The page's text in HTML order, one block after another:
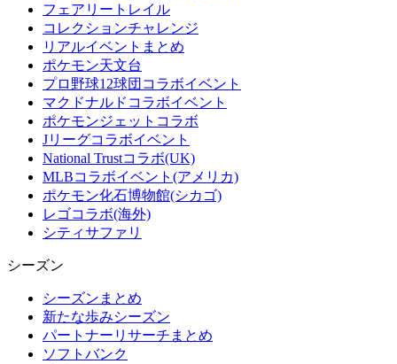
フェアリートレイル
コレクションチャレンジ
リアルイベントまとめ
ポケモン天文台
プロ野球12球団コラボイベント
マクドナルドコラボイベント
ポケモンジェットコラボ
Jリーグコラボイベント
National Trustコラボ(UK)
MLBコラボイベント(アメリカ)
ポケモン化石博物館(シカゴ)
レゴコラボ(海外)
シティサファリ
シーズン
シーズンまとめ
新たな歩みシーズン
パートナーリサーチまとめ
ソフトバンク